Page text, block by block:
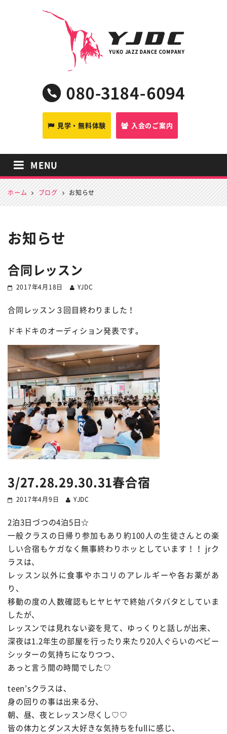
見学・無料体験 入会のご案内
MENU
ホーム ブログ お知らせ
お知らせ
合同レッスン
2017年4月18日 YJDC
合同レッスン３回目終わりました！
ドキドキのオーディション発表です。
3/27.28.29.30.31春合宿
2017年4月9日 YJDC
2泊3日づつの4泊5日☆
一般クラスの日帰り参加もあり約100人の生徒さんとの楽
しい合宿もケガなく無事終わりホッとしています！！ jrク
ラスは、
レッスン以外に食事やホコリのアレルギーや各お薬があ
り、
移動の度の人数確認もヒヤヒヤで終始バタバタとしていま
したが、
レッスンでは見れない姿を見て、ゆっくりと話しが出来、
深夜は1.2年生の部屋を行ったり来たり20人ぐらいのベビー
シッターの気持ちになりつつ、
あっと言う間の時間でした♡
teen’sクラスは、
身の回りの事は出来る分、
朝、昼、夜とレッスン尽くし♡♡
皆の体力とダンス大好きな気持ちをfullに感じ、